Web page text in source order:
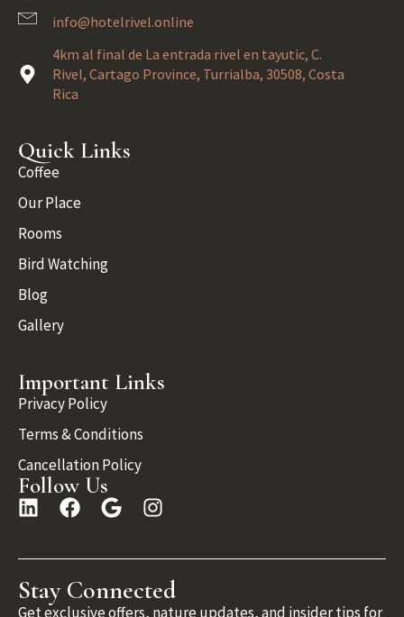
info@hotelrivel.online
4km al final de La entrada rivel en tayutic, C.
Rivel, Cartago Province, Turrialba, 30508, Costa
Rica
Quick Links
Coffee
Our Place
Rooms
Bird Watching
Blog
Gallery
Important Links
Privacy Policy
Terms & Conditions
Cancellation Policy
Follow Us
Stay Connected
Get exclusive offers, nature updates, and insider tips for